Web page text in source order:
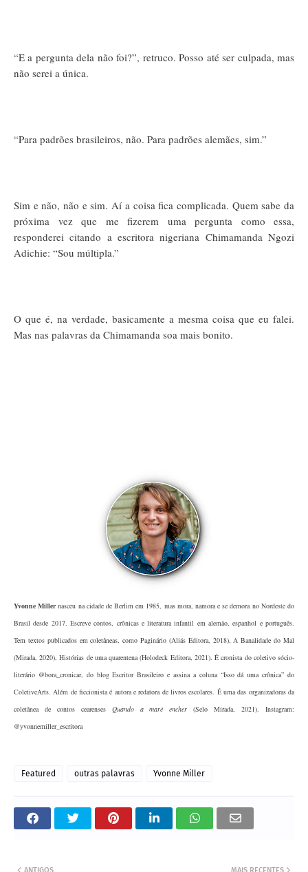
“E a pergunta dela não foi?”, retruco. Posso até ser culpada, mas
não serei a única.
“Para padrões brasileiros, não. Para padrões alemães, sim.”
Sim e não, não e sim. Aí a coisa fica complicada. Quem sabe da
próxima vez que me fizerem uma pergunta como essa,
responderei citando a escritora nigeriana Chimamanda Ngozi
Adichie: “Sou múltipla.”
O que é, na verdade, basicamente a mesma coisa que eu falei.
Mas nas palavras da Chimamanda soa mais bonito.
Yvonne Millernasceu na cidade de Berlim em 1985, mas mora, namora e se demora no Nordeste do
Brasil desde 2017. Escreve contos, crônicas e literatura infantil em alemão, espanhol e português.
Tem textos publicados em coletâneas, como Paginário (Aliás Editora, 2018), A Banalidade do Mal
(Mirada, 2020), Histórias de uma quarentena (Holodeck Editora, 2021). É cronista do coletivo sócio-
literário @bora_cronicar, do blog Escritor Brasileiro e assina a coluna “Isso dá uma crônica” do
ColetiveArts. Além de ficcionista é autora e redatora de livros escolares. É uma das organizadoras da
coletânea de contos cearenses Quando a maré encher(Selo Mirada, 2021). Instagram:
@yvonnemiller_escritora
Featured outras palavras Yvonne Miller
MAIS RECENTES
ANTIGOS